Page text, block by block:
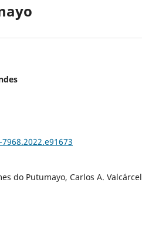
do Putumayo, Carlos A. Valcárcel